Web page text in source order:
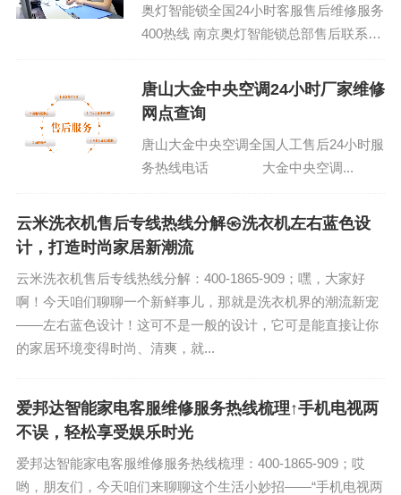
奥灯智能锁全国24小时客服售后维修服务
400热线 南京奥灯智能锁总部售后联系电
打）...
唐山大金中央空调24小时厂家维修
网点查询
唐山大金中央空调全国人工售后24小时服
务热线电话 大金中央空调...
云米洗衣机售后专线热线分解㉿洗衣机左右蓝色设
计，打造时尚家居新潮流
云米洗衣机售后专线热线分解：400-1865-909；嘿，大家好
啊！今天咱们聊聊一个新鲜事儿，那就是洗衣机界的潮流新宠
——左右蓝色设计！这可不是一般的设计，它可是能直接让你
的家居环境变得时尚、清爽，就...
爱邦达智能家电客服维修服务热线梳理↑手机电视两
不误，轻松享受娱乐时光
爱邦达智能家电客服维修服务热线梳理：400-1865-909；哎
哟，朋友们，今天咱们来聊聊这个生活小妙招——“手机电视两